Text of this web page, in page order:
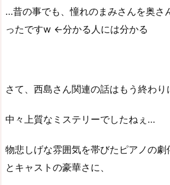
…昔の事でも、憧れのまみさんを奥さ
ったですw ←分かる人には分かる
さて、西島さん関連の話はもう終わり
中々上質なミステリーでしたねぇ…
物悲しげな雰囲気を帯びたピアノの劇
とキャストの豪華さに、